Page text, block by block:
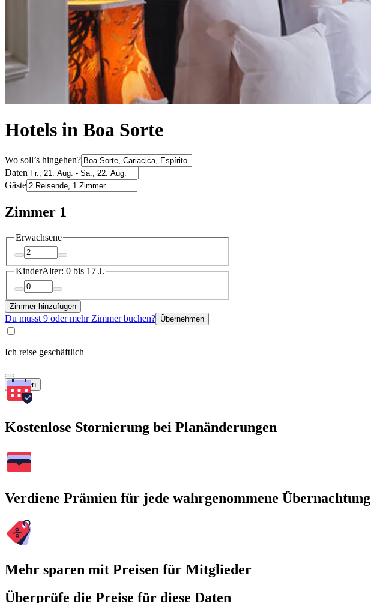
Hotels in Boa Sorte
Wo soll’s hingehen?
Daten
Gäste
Zimmer 1
Erwachsene
KinderAlter: 0 bis 17 J.
Zimmer hinzufügen
Du musst 9 oder mehr Zimmer buchen? Übernehmen
Ich reise geschäftlich
Suchen
Kostenlose Stornierung bei Planänderungen
Verdiene Prämien für jede wahrgenommene Übernachtung
Mehr sparen mit Preisen für Mitglieder
Überprüfe die Preise für diese Daten